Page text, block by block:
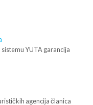
sistemu YUTA garancija
agencija članica